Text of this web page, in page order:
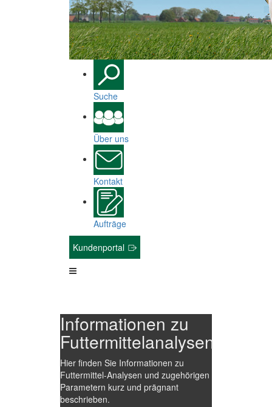
Suche
Über uns
Kontakt
Aufträge
Kundenportal
Informationen zu
Futtermittelanalysen
Hier finden Sie Informationen zu
Futtermittel-Analysen und zugehörigen
Parametern kurz und prägnant
beschrieben.